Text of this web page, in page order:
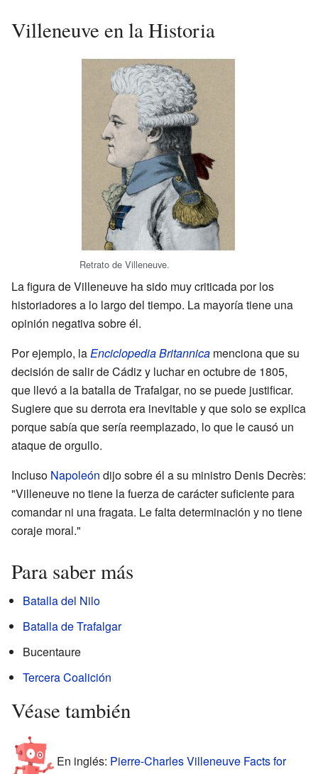
Villeneuve en la Historia
Retrato de Villeneuve.
La figura de Villeneuve ha sido muy criticada por los
historiadores a lo largo del tiempo. La mayoría tiene una
opinión negativa sobre él.
Por ejemplo, laEnciclopedia Britannica menciona que su
decisión de salir de Cádiz y luchar en octubre de 1805,
que llevó a la batalla de Trafalgar, no se puede justificar.
Sugiere que su derrota era inevitable y que solo se explica
porque sabía que sería reemplazado, lo que le causó un
ataque de orgullo.
Incluso Napoleón dijo sobre él a su ministro Denis Decrès:
"Villeneuve no tiene la fuerza de carácter suficiente para
comandar ni una fragata. Le falta determinación y no tiene
coraje moral."
Para saber más
Batalla del Nilo
Batalla de Trafalgar
Bucentaure
Tercera Coalición
Véase también
En inglés: Pierre-Charles Villeneuve Facts for